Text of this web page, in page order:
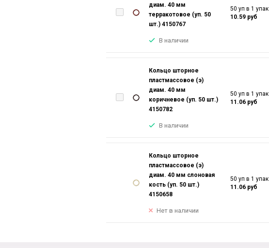
диам. 40 мм
терракотовое (уп. 50
шт.) 4150767
В наличии
50 уп в 1 упак
10.59 руб
Кольцо шторное
пластмассовое (э)
диам. 40 мм
коричневое (уп. 50 шт.)
4150782
В наличии
50 уп в 1 упак
11.06 руб
Кольцо шторное
пластмассовое (э)
диам. 40 мм слоновая
кость (уп. 50 шт.)
4150658
Нет в наличии
50 уп в 1 упак
11.06 руб